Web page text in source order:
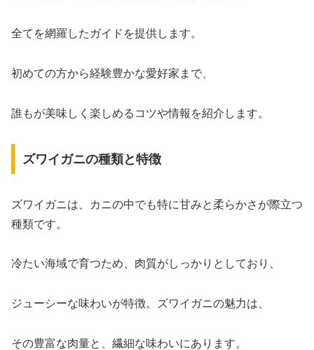
全てを網羅したガイドを提供します。
初めての方から経験豊かな愛好家まで、
誰もが美味しく楽しめるコツや情報を紹介します。
ズワイガニの種類と特徴
ズワイガニは、カニの中でも特に甘みと柔らかさが際立つ
種類です。
冷たい海域で育つため、肉質がしっかりとしており、
ジューシーな味わいが特徴。ズワイガニの魅力は、
その豊富な肉量と、繊細な味わいにあります。